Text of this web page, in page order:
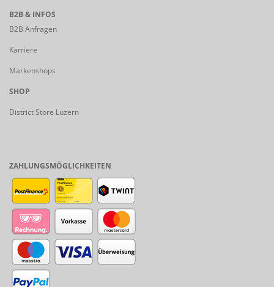
B2B & INFOS
B2B Anfragen
Karriere
Markenshops
SHOP
District Store Luzern
ZAHLUNGSMÖGLICHKEITEN